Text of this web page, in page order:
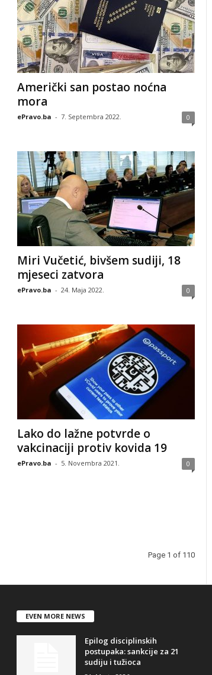
Američki san postao noćna
mora
ePravo.ba - 7. Septembra 2022. 0
Miri Vučetić, bivšem sudiji, 18
mjeseci zatvora
ePravo.ba - 24. Maja 2022. 0
Lako do lažne potvrde o
vakcinaciji protiv kovida 19
ePravo.ba - 5. Novembra 2021. 0
Page 1 of 110
EVEN MORE NEWS
Epilog disciplinskih
postupaka: sankcije za 21
sudiju i tužioca